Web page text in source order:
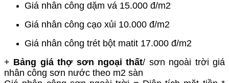
Giá nhân công dặm vá 15.000 đ/m2
Giá nhân công cạo xủi 10.000 đ/m2
Giá nhân công trét bột matit 17.000 đ/m2
+ Bảng giá thợ sơn ngoại thất/ sơn ngoài trời giá
nhân công sơn nước theo m2 sàn